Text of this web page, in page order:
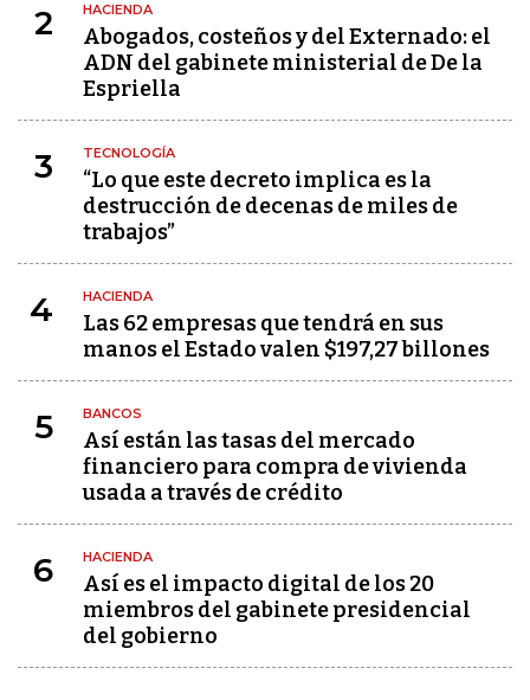
2 HACIENDA
Abogados, costeños y del Externado: el
ADN del gabinete ministerial de De la
Espriella
3 TECNOLOGÍA
“Lo que este decreto implica es la
destrucción de decenas de miles de
trabajos”
4 HACIENDA
Las 62 empresas que tendrá en sus
manos el Estado valen $197,27 billones
5 BANCOS
Así están las tasas del mercado
financiero para compra de vivienda
usada a través de crédito
6 HACIENDA
Así es el impacto digital de los 20
miembros del gabinete presidencial
del gobierno